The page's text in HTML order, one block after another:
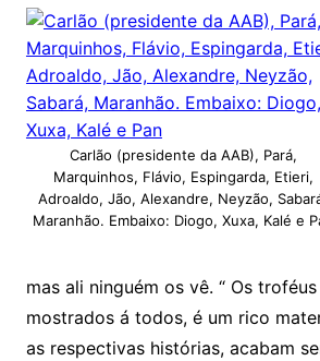
Carlão (presidente da AAB), Pará,
Marquinhos, Flávio, Espingarda, Etieri,
Adroaldo, Jão, Alexandre, Neyzão,
Maranhão. Embaixo: Diogo, Xuxa, Kalé e
mas ali ninguém os vê. “ Os
mostrados á todos, é um rico
as respectivas histórias, acabam